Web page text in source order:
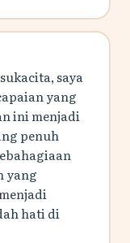
saya
yang
ini menjadi
penuh
yang
hati di